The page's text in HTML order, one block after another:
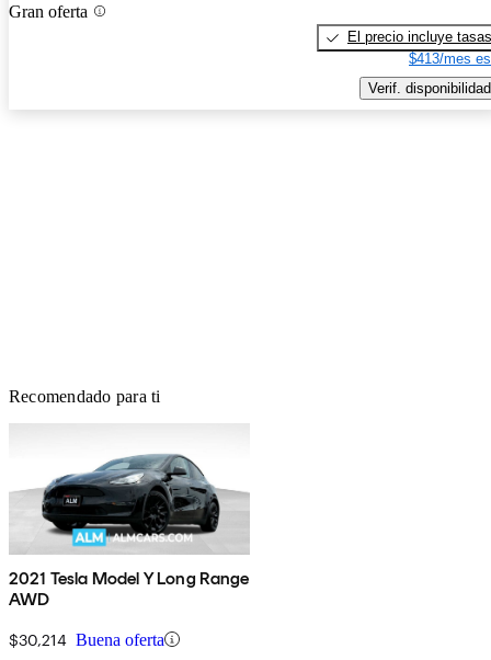
Gran oferta
El precio incluye tasas
$413/mes
Verif. disponibilidad
Recomendado para ti
2021 Tesla Model Y Long Range
AWD
$30,214 Buena oferta